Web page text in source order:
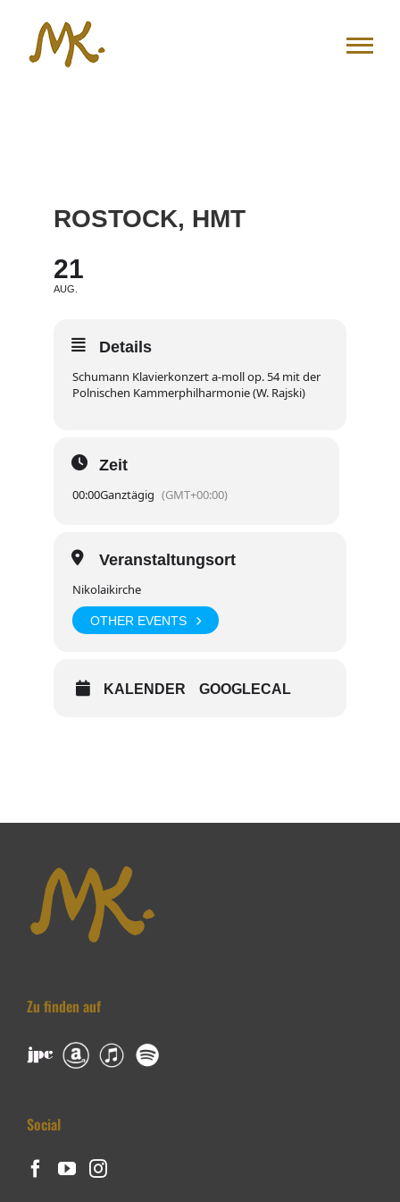
springen
ROSTOCK, HMT
21
AUG.
Details
Schumann Klavierkonzert a-moll op. 54 mit der
Polnischen Kammerphilharmonie (W. Rajski)
Zeit
00:00Ganztägig (GMT+00:00)
Veranstaltungsort
Nikolaikirche
OTHER EVENTS
KALENDER GOOGLECAL
Zu finden auf
Social